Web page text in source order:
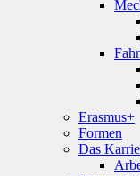
Erasmus+
Formen
Das